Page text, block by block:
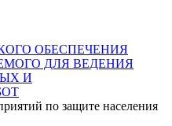
ОБЕСПЕЧЕНИЯ
ДЛЯ ВЕДЕНИЯ
И
по защите населения